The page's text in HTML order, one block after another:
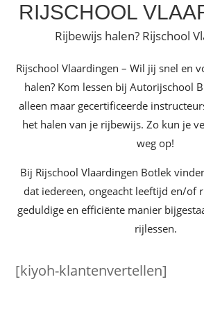
RIJSCHOOL
Rijbewijs halen? Rijschool
Rijschool Vlaardingen – Wil jij snel en
halen? Kom lessen bij Autorijschool
alleen maar gecertificeerde
het halen van je rijbewijs. Zo kun je
weg op!
Bij Rijschool Vlaardingen Botlek
dat iedereen, ongeacht leeftijd en/of
geduldige en efficiënte manier
rijlessen.
[kiyoh-klantenvertellen]